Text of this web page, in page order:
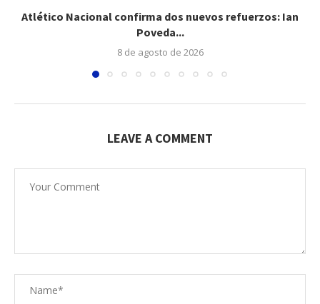
Atlético Nacional confirma dos nuevos refuerzos: Ian
Poveda...
8 de agosto de 2026
LEAVE A COMMENT